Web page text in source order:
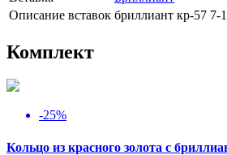
Описание вставок бриллиант кр-57 7-
Комплект
-25%
Кольцо из красного золота с